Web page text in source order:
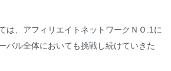
は、アフィリエイトネットワークＮＯ.1に
バル全体においても挑戦し続けていきた